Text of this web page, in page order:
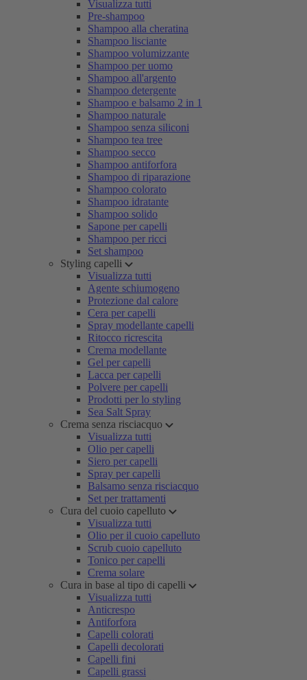
Visualizza tutti
Pre-shampoo
Shampoo alla cheratina
Shampoo lisciante
Shampoo volumizzante
Shampoo per uomo
Shampoo all'argento
Shampoo detergente
Shampoo e balsamo 2 in 1
Shampoo naturale
Shampoo senza siliconi
Shampoo tea tree
Shampoo secco
Shampoo antiforfora
Shampoo di riparazione
Shampoo colorato
Shampoo idratante
Shampoo solido
Sapone per capelli
Shampoo per ricci
Set shampoo
Styling capelli
Visualizza tutti
Agente schiumogeno
Protezione dal calore
Cera per capelli
Spray modellante capelli
Ritocco ricrescita
Crema modellante
Gel per capelli
Lacca per capelli
Polvere per capelli
Prodotti per lo styling
Sea Salt Spray
Crema senza risciacquo
Visualizza tutti
Olio per capelli
Siero per capelli
Spray per capelli
Balsamo senza risciacquo
Set per trattamenti
Cura del cuoio capelluto
Visualizza tutti
Olio per il cuoio capelluto
Scrub cuoio capelluto
Tonico per capelli
Crema solare
Cura in base al tipo di capelli
Visualizza tutti
Anticrespo
Antiforfora
Capelli colorati
Capelli decolorati
Capelli fini
Capelli grassi